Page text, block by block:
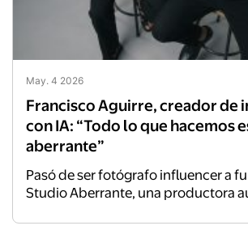
May. 4 2026
Francisco Aguirre, creador de
con IA: “Todo lo que hacemos
aberrante”
Pasó de ser fotógrafo influencer a
Studio Aberrante, una productora
Su creación más conocida es